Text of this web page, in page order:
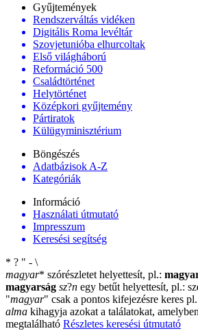
Gyűjtemények
Rendszerváltás vidéken
Digitális Roma levéltár
Szovjetunióba elhurcoltak
Első világháború
Reformáció 500
Családtörténet
Helytörténet
Középkori gyűjtemény
Pártiratok
Külügyminisztérium
Böngészés
Adatbázisok A-Z
Kategóriák
Információ
Használati útmutató
Impresszum
Keresési segítség
* ? " - \
magyar* szórészletet helyettesít, pl.:
magyarság sz?n egy betűt helyettesít, pl.: sz
"magyar" csak a pontos kifejezésre keres pl.
alma kihagyja azokat a találatokat,
megtalálható Részletes keresési útmutató